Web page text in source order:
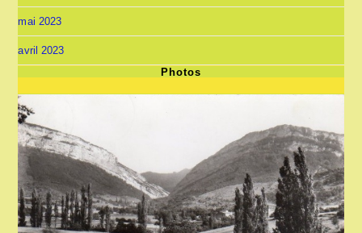
mai 2023
avril 2023
Photos